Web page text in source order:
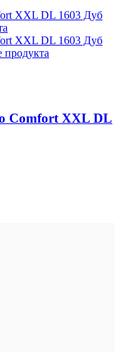
Comfort XXL DL